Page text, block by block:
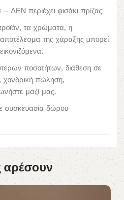
– ΔΕΝ περιέχει φισάκι πρίζας
τα χρώματα, η
της χάραξης μπορεί
ποσοτήτων, διάθεση σε
χονδρική πώληση,
μαζί μας.
συσκευασία δώρου
αρέσουν